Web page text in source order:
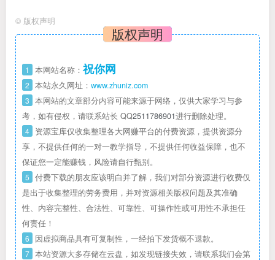
© 版权声明
版权声明
1 本网站名称： 祝你网
2 本站永久网址： www.zhuniz.com
3 本网站的文章部分内容可能来源于网络，仅供大家学习与参
考，如有侵权，请联系站长 QQ2511786901进行删除处理。
4 资源宝库仅收集整理各大网赚平台的付费资源，提供资源分
享，不提供任何的一对一教学指导，不提供任何收益保障，也不
保证您一定能赚钱，风险请自行甄别。
5 付费下载的朋友应该明白并了解，我们对部分资源进行收费仅
是出于收集整理的劳务费用，并对资源相关版权问题及其准确
性、内容完整性、合法性、可靠性、可操作性或可用性不承担任
何责任！
6 因虚拟商品具有可复制性，一经拍下发货概不退款。
7 本站资源大多存储在云盘，如发现链接失效，请联系我们会第